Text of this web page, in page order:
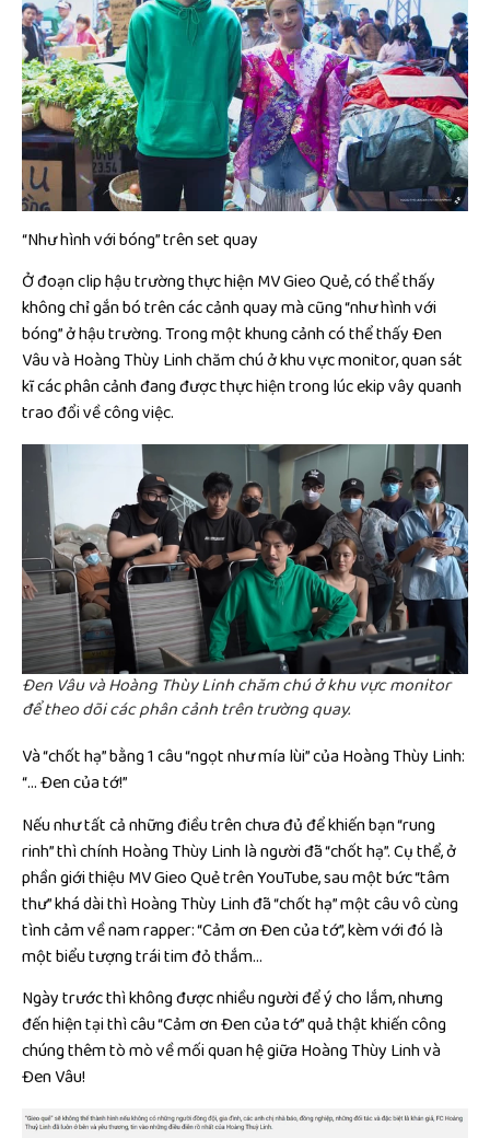
“Như hình với bóng” trên set quay
Ở đoạn clip hậu trường thực hiện MV Gieo Quẻ, có thể thấy
không chỉ gắn bó trên các cảnh quay mà cũng “như hình với
bóng” ở hậu trường. Trong một khung cảnh có thể thấy Đen
Vâu và Hoàng Thùy Linh chăm chú ở khu vực monitor, quan sát
kĩ các phân cảnh đang được thực hiện trong lúc ekip vây quanh
trao đổi về công việc.
Đen Vâu và Hoàng Thùy Linh chăm chú ở khu vực monitor
để theo dõi các phân cảnh trên trường quay.
Và “chốt hạ” bằng 1 câu “ngọt như mía lùi” của Hoàng Thùy Linh:
“… Đen của tớ!”
Nếu như tất cả những điều trên chưa đủ để khiến bạn “rung
rinh” thì chính Hoàng Thùy Linh là người đã “chốt hạ”. Cụ thể, ở
phần giới thiệu MV Gieo Quẻ trên YouTube, sau một bức “tâm
thư” khá dài thì Hoàng Thùy Linh đã “chốt hạ” một câu vô cùng
tình cảm về nam rapper: “Cảm ơn Đen của tớ”, kèm với đó là
một biểu tượng trái tim đỏ thắm…
Ngày trước thì không được nhiều người để ý cho lắm, nhưng
đến hiện tại thì câu “Cảm ơn Đen của tớ” quả thật khiến công
chúng thêm tò mò về mối quan hệ giữa Hoàng Thùy Linh và
Đen Vâu!